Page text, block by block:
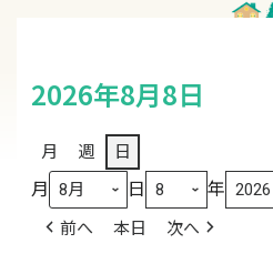
2026年8月8日
月 週 日
月 日 年
前へ 本日 次へ